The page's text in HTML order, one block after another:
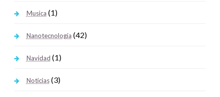
Musica (1)
Nanotecnología (42)
Navidad (1)
Noticias(3)